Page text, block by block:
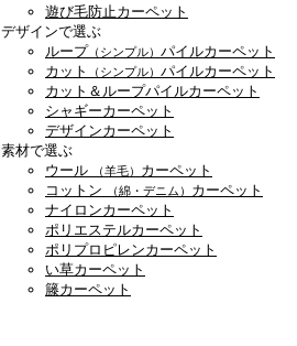
遊び毛防止カーペット
デザインで選ぶ
ループ （シンプル） パイルカーペット
カット
（シンプル） パイルカーペット
カット＆ループパイルカーペット
シャギーカーペット
デザインカーペット
素材で選ぶ
ウール
（羊毛） カーペット
コットン
（綿・デニム） カーペット
ナイロンカーペット
ポリエステルカーペット
ポリプロピレンカーペット
い草カーペット
籐カーペット